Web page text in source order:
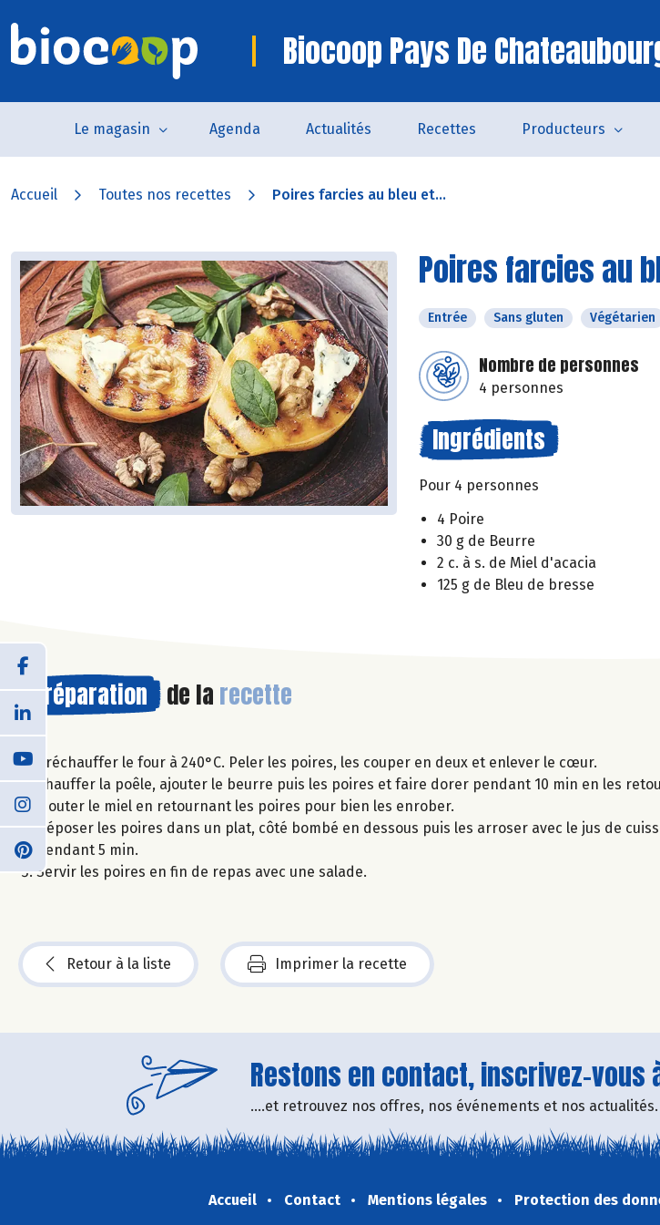
Biocoop Pays De
Le magasin Agenda Actualités Recettes Producteurs
Accueil Toutes nos recettes Poires farcies au bleu et...
Poires farcies au
Entrée Sans gluten Végétarien
Nombre de personnes
4 personnes
Ingrédients
Pour 4 personnes
4 Poire
30 g de Beurre
2 c. à s. de Miel d'acacia
125 g de Bleu de bresse
Préparation de la recette
Préchauffer le four à 240°C. Peler les poires, les couper en deux et enlever le cœur.
Chauffer la poêle, ajouter le beurre puis les poires et faire dorer pendant 10 min en les
Ajouter le miel en retournant les poires pour bien les enrober.
Déposer les poires dans un plat, côté bombé en dessous puis les arroser avec le jus de
pendant 5 min.
Servir les poires en fin de repas avec une salade.
Retour à la liste Imprimer la recette
Restons en contact, inscrivez-vous
....et retrouvez nos offres, nos événements et nos actualités.
Accueil Contact Mentions légales Protection des